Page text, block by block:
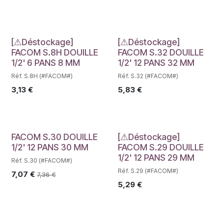
Déstockage
[⚠Déstockage]
FACOM S.8H DOUILLE
1/2' 6 PANS 8 MM
Réf. S.8H (#FACOM#)
3,13 €
Déstockage
[⚠Déstockage]
FACOM S.32 DOUILLE
1/2' 12 PANS 32 MM
Réf. S.32 (#FACOM#)
5,83€
FACOM S.30 DOUILLE
1/2' 12 PANS 30 MM
Réf. S.30 (#FACOM#)
7,07 € 7,36€
Déstockage
[⚠Déstockage]
FACOM S.29 DOUILLE
1/2' 12 PANS 29 MM
Réf. S.29 (#FACOM#)
5,29€